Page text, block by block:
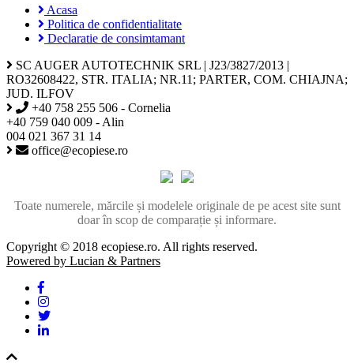
Acasa
Politica de confidentialitate
Declaratie de consimtamant
SC AUGER AUTOTECHNIK SRL | J23/3827/2013 |
RO32608422, STR. ITALIA; NR.11; PARTER, COM. CHIAJNA;
JUD. ILFOV
+40 758 255 506 - Cornelia
+40 759 040 009 - Alin
004 021 367 31 14
office@ecopiese.ro
Toate numerele, mărcile și modelele originale de pe acest site sunt
doar în scop de comparație și informare.
Copyright © 2018 ecopiese.ro. All rights reserved.
Powered by Lucian & Partners